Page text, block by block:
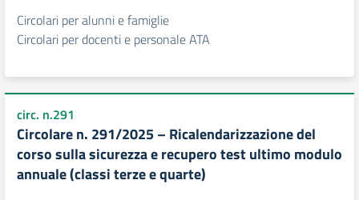
Circolari per alunni e famiglie
Circolari per docenti e personale ATA
circ. n.291
Circolare n. 291/2025 – Ricalendarizzazione del
corso sulla sicurezza e recupero test ultimo modulo
annuale (classi terze e quarte)